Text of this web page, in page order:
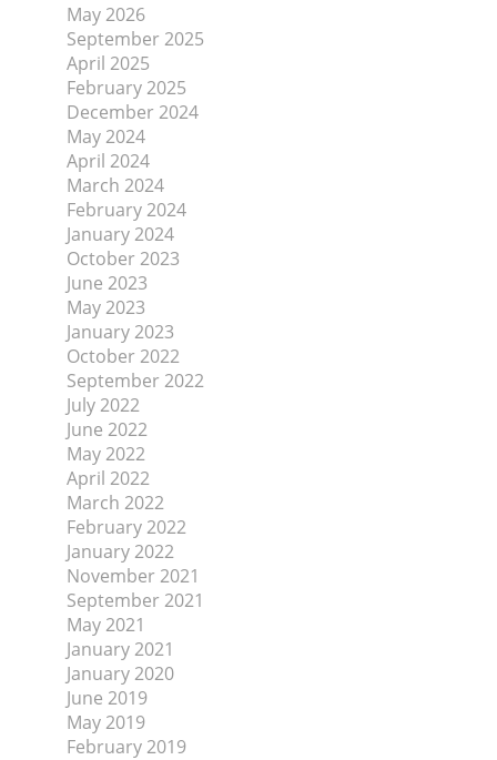
May 2026
September 2025
April 2025
February 2025
December 2024
May 2024
April 2024
March 2024
February 2024
January 2024
October 2023
June 2023
May 2023
January 2023
October 2022
September 2022
July 2022
June 2022
May 2022
April 2022
March 2022
February 2022
January 2022
November 2021
September 2021
May 2021
January 2021
January 2020
June 2019
May 2019
February 2019